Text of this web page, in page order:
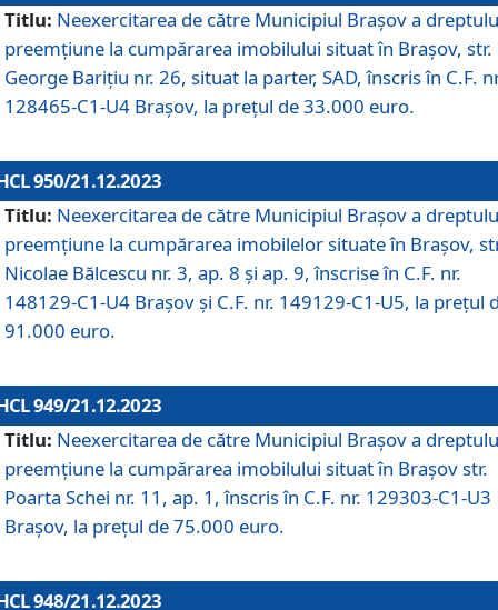
Titlu: Neexercitarea de către Municipiul Brașov a
preemțiune la cumpărarea imobilului situat în Brașov, str.
George Barițiu nr. 26, situat la parter, SAD, înscris în C.F.
128465-C1-U4 Brașov, la prețul de 33.000 euro.
950/21.12.2023
Titlu: Neexercitarea de către Municipiul Brașov a
preemțiune la cumpărarea imobilelor situate în Brașov,
Nicolae Bălcescu nr. 3, ap. 8 și ap. 9, înscrise în C.F. nr.
148129-C1-U4 Brașov și C.F. nr. 149129-C1-U5, la prețul
91.000 euro.
949/21.12.2023
Titlu: Neexercitarea de către Municipiul Brașov a
preemțiune la cumpărarea imobilului situat în Brașov str.
Poarta Schei nr. 11, ap. 1, înscris în C.F. nr. 129303-C1-U3
Brașov, la prețul de 75.000 euro.
948/21.12.2023